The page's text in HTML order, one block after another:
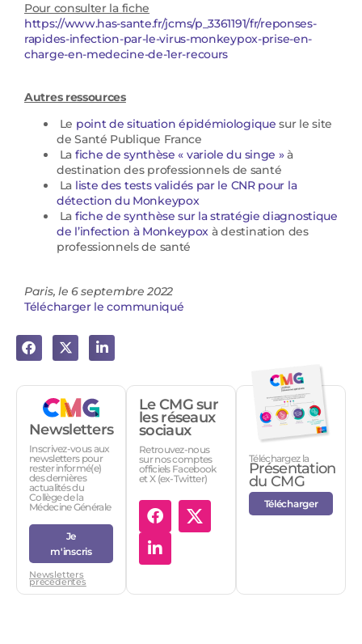
Pour consulter la fiche
https://www.has-sante.fr/jcms/p_3361191/fr/reponses-
rapides-infection-par-le-virus-monkeypox-prise-en-
charge-en-medecine-de-1er-recours
Autres ressources
Le point de situation épidémiologique sur le site
de Santé Publique France
La fiche de synthèse « variole du singe »à
destination des professionnels de santé
La liste des tests validés par le CNR pour la
détection du Monkeypox
La fiche de synthèse sur la stratégie diagnostique
de l’infection à Monkeypox à destination des
professionnels de santé
Paris, le 6 septembre 2022
Télécharger le communiqué
Newsletters
Inscrivez-vous aux
newsletters pour
rester informé(e)
des dernières
actualités du
Collège de la
Médecine Générale
Je
m'inscris
Newsletters
précédentes
Le CMG sur
les réseaux
sociaux
Retrouvez-nous
sur nos comptes
officiels Facebook
et X (ex-Twitter)
Téléchargez la
Présentation
du CMG
Télécharger